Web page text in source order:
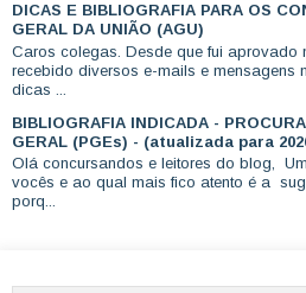
DICAS E BIBLIOGRAFIA PARA OS
GERAL DA UNIÃO (AGU)
Caros colegas. Desde que fui aprovado
recebido diversos e-mails e mensagens
dicas ...
BIBLIOGRAFIA INDICADA -
GERAL (PGEs) - (atualizada para
Olá concursandos e leitores do blog,
vocês e ao qual mais fico atento é a
porq...